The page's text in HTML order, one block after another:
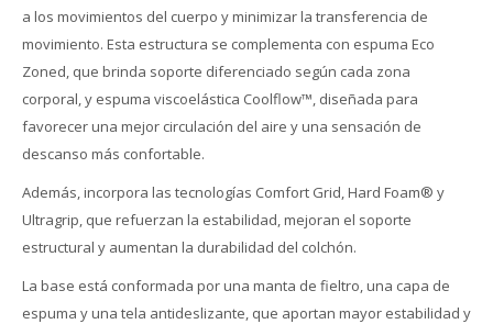
a los movimientos del cuerpo y minimizar la transferencia de
movimiento. Esta estructura se complementa con espuma Eco
Zoned, que brinda soporte diferenciado según cada zona
corporal, y espuma viscoelástica Coolflow™, diseñada para
favorecer una mejor circulación del aire y una sensación de
descanso más confortable.
Además, incorpora las tecnologías Comfort Grid, Hard Foam® y
Ultragrip, que refuerzan la estabilidad, mejoran el soporte
estructural y aumentan la durabilidad del colchón.
La base está conformada por una manta de fieltro, una capa de
espuma y una tela antideslizante, que aportan mayor estabilidad y